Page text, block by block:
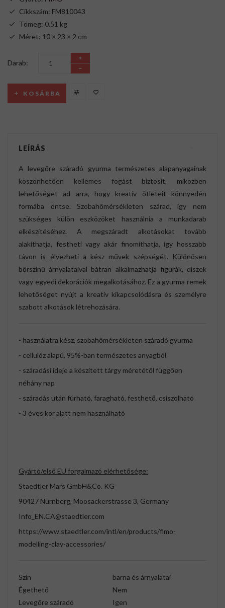
Cikkszám: FM810043
Tömeg: 0.51 kg
Méret: 10 × 23 × 2 cm
Darab:
KOSÁRBA
LEÍRÁS
A levegőre száradó gyurma természetes alapanyagainak
köszönhetően kellemes fogást biztosít, miközben
lehetőséget ad arra, hogy kreatív ötleteit könnyedén
formába öntse. Szobahőmérsékleten szárad, így nem
szükséges külön eszközöket használnia a munkadarab
elkészítéséhez. A megszáradt alkotásokat tovább
alakíthatja, festheti vagy akár finomíthatja, így hosszabb
távon is élvezheti a kész művek szépségét. Különösen
bőrszínű árnyalataival bátran alkalmazhatja figurák, díszek
vagy egyedi dekorációk megalkotásához. Ez a gyurma remek
lehetőséget nyújt a kreatív kikapcsolódásra és személyre
szabott alkotások létrehozására.
- használatra kész, szobahőmérsékleten száradó gyurma
- cellulóz alapú, 95%-ban természetes anyagból
- száradási ideje a készített tárgy méretétől függően
néhány nap
- száradás után fúrható, faragható, festhető, csiszolható
- 3 éves kor alatt nem használható
Gyártó/első EU forgalmazó elérhetősége:
Staedtler Mars GmbH&Co. KG
90427 Nürnberg, Moosackerstrasse 3, Germany
Info_EN.CA@staedtler.com
https://www.staedtler.com/intl/en/products/fimo-
modelling-clay-accessories/
Szín
barna és árnyalatai
Égethető
Nem
Levegőre száradó
Igen